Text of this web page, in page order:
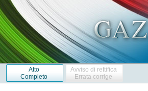
Atto
Completo
Avviso di rettifica
Errata corrige